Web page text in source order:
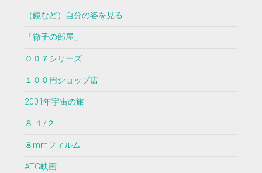
（鏡など）自分の姿を見る
「徹子の部屋」
００７シリーズ
１００円ショップ店
2001年宇宙の旅
８ １/２
８mmフィルム
ATG映画